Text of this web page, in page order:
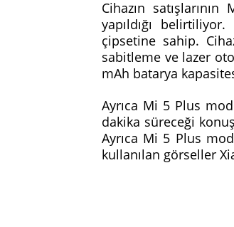
Cihazın
yapıldığı
çipsetine sahip.
sabitleme ve lazer
mAh batarya
Ayrıca Mi 5 Plus
dakika süreceği
Ayrıca Mi 5 Plus
kullanılan görseller